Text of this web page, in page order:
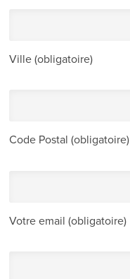
Ville (obligatoire)
Code Postal (obligatoire)
Votre email (obligatoire)